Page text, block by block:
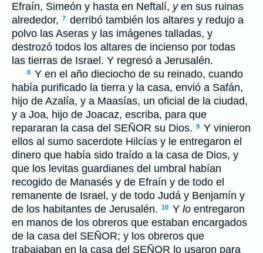
Efraín, Simeón y hasta en Neftalí, yen sus ruinas
alrededor, 7 derribó también los altares y redujo a
polvo las Aseras y las imágenes talladas, y
destrozó todos los altares de incienso por todas
las tierras de Israel. Y regresó a Jerusalén.
8 Y en el año dieciocho de su reinado, cuando
había purificado la tierra y la casa, envió a Safán,
hijo de Azalía, y a Maasías, un oficial de la ciudad,
y a Joa, hijo de Joacaz, escriba, para que
repararan la casa del SEÑOR su Dios. 9 Y vinieron
ellos al sumo sacerdote Hilcías y le entregaron el
dinero que había sido traído a la casa de Dios, y
que los levitas guardianes del umbral habían
recogido de Manasés y de Efraín y de todo el
remanente de Israel, y de todo Judá y Benjamín y
de los habitantes de Jerusalén. 10 Y lo entregaron
en manos de los obreros que estaban encargados
de la casa del SEÑOR; y los obreros que
trabajaban en la casa del SEÑOR lo usaron para